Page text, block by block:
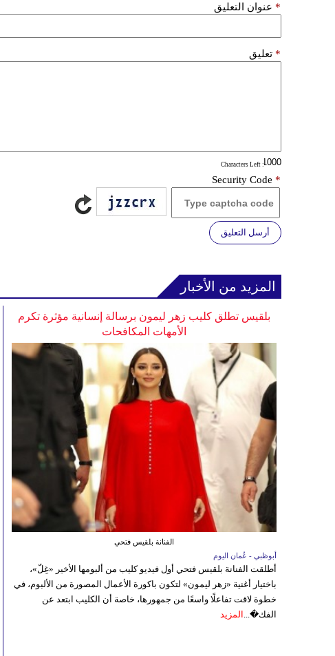
عنوان التعليق *
تعليق *
: Characters Left
Security Code *
أرسل التعليق
المزيد من الأخبار
بلقيس تطلق كليب زهر ليمون برسالة إنسانية مؤثرة تكرم
الأمهات المكافحات
الفنانة بلقيس فتحي
أبوظبي - عُمان اليوم
أطلقت الفنانة بلقيس فتحي أول فيديو كليب من ألبومها الأخير «غِلّ»،
باختيار أغنية «زهر ليمون» لتكون باكورة الأعمال المصورة من الألبوم، في
خطوة لاقت تفاعلًا واسعًا من جمهورها، خاصة أن الكليب ابتعد عن
الفك�... المزيد